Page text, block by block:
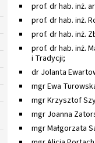
prof. dr hab. inż.
prof. dr hab. inż.
prof. dr hab. inż.
prof. dr hab. inż.
i Tradycji;
dr Jolanta
mgr Ewa
mgr Krzysztof
mgr Joanna
mgr Małgorzata